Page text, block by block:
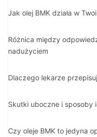
Jak olej BMK działa w
Różnica między
nadużyciem
Dlaczego lekarze
Skutki uboczne i sposoby
Czy oleje BMK to jedyna